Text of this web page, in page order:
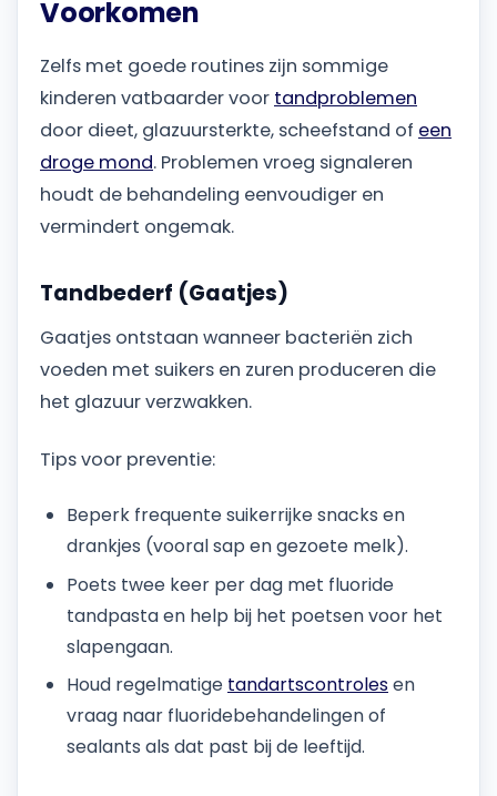
Voorkomen
Zelfs met goede routines zijn sommige
kinderen vatbaarder voor tandproblemen
door dieet, glazuursterkte, scheefstand of een
droge mond. Problemen vroeg signaleren
houdt de behandeling eenvoudiger en
vermindert ongemak.
Tandbederf (Gaatjes)
Gaatjes ontstaan wanneer bacteriën zich
voeden met suikers en zuren produceren die
het glazuur verzwakken.
Tips voor preventie:
Beperk frequente suikerrijke snacks en
drankjes (vooral sap en gezoete melk).
Poets twee keer per dag met fluoride
tandpasta en help bij het poetsen voor het
slapengaan.
Houd regelmatige tandartscontrolesen
vraag naar fluoridebehandelingen of
sealants als dat past bij de leeftijd.